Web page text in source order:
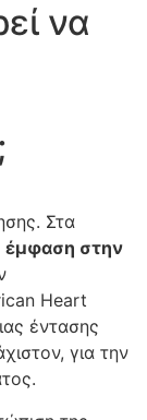
να
Στα
έμφαση στην
Heart
έντασης
για την